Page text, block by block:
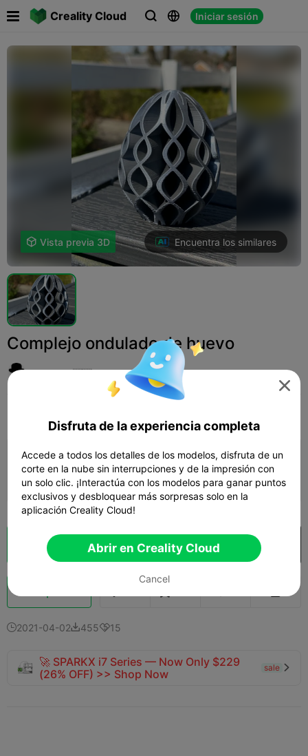
Creality Cloud   Iniciar sesión
 
 Vista previa 3D Encuentra los similares
Complejo ondulado de huevo
JNH-DK 🇩🇰
 Añadir configuración de impresión
Gana más puntos
Laminador en la nube Abrir en Creality Cloud
2021-04-0245515
🚀 SPARKX i7 Series — Now Only $229
(26% OFF) >> Shop Now
sale 

Disfruta de la experiencia completa
Accede a todos los detalles de los modelos, disfruta de un
corte en la nube sin interrupciones y de la impresión con
un solo clic. ¡Interactúa con los modelos para ganar puntos
exclusivos y desbloquear más sorpresas solo en la
aplicación Creality Cloud!
Abrir en Creality Cloud
Cancel